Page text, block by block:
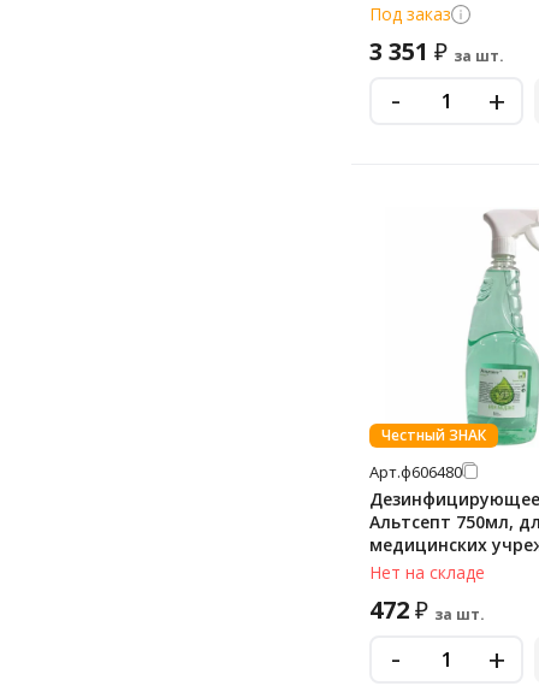
Под заказ
3 351 ₽ за шт.
- +
Честный ЗНАК
Арт.ф606480
Альтсепт 750мл,
медицинских
спрей
Нет на складе
472₽ за шт.
- +